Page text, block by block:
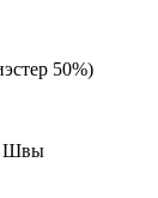
50%)
Швы